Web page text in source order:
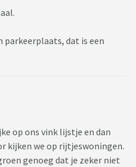
parkeerplaats, dat is een
op ons vink lijstje en dan
kijken we op rijtjeswoningen.
genoeg dat je zeker niet